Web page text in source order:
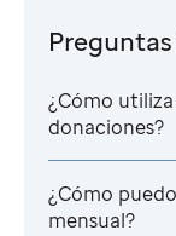
¿Cómo utiliza
donaciones?
¿Cómo
mensual?